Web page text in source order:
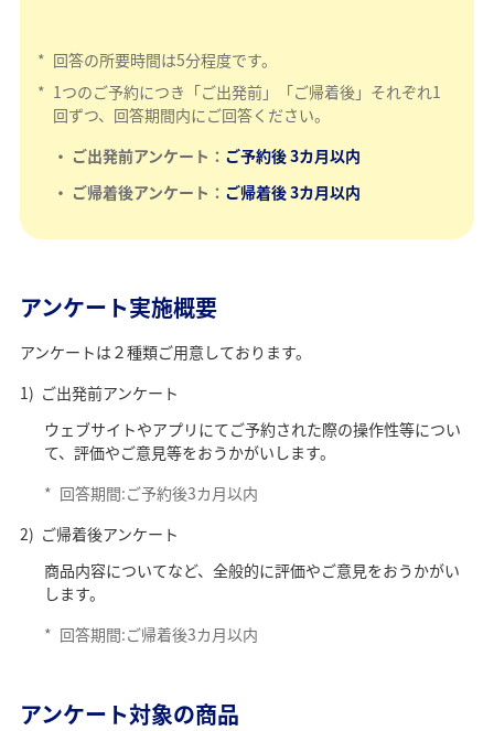
* 回答の所要時間は5分程度です。
* 1つのご予約につき「ご出発前」「ご帰着後」それぞれ1
回ずつ、回答期間内にご回答ください。
ご出発前アンケート： ご予約後 3カ月以内
ご帰着後アンケート： ご帰着後3カ月以内
アンケート実施概要
アンケートは２種類ご用意しております。
ご出発前アンケート
ウェブサイトやアプリにてご予約された際の操作性等につい
て、評価やご意見等をおうかがいします。
* 回答期間:ご予約後3カ月以内
ご帰着後アンケート
商品内容についてなど、全般的に評価やご意見をおうかがい
します。
* 回答期間:ご帰着後3カ月以内
アンケート対象の商品